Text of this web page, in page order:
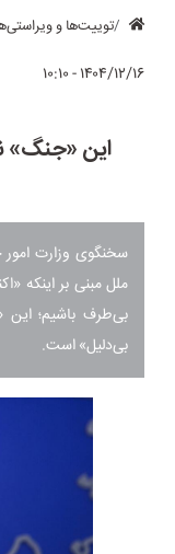
توییت‌ها و
۱۴۰۴/۱۲/۱۶ - ۱۰:۱۰
این «جنگ»
سخنگوی وزارت امور
ملل مبنی بر اینکه
بی‌طرف باشیم؛ این
بی‌دلیل» است.